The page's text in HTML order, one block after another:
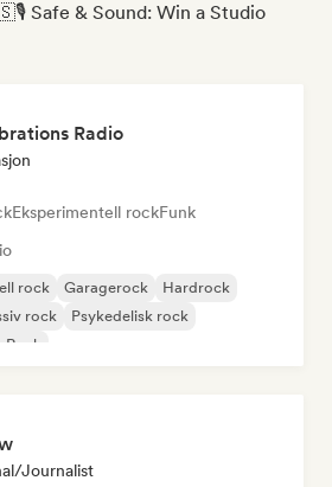
Safe & Sound: Win a Studio
Radio
Eksperimentell rockFunk
rock Garagerock
Hardrock
rock
Psykedelisk rock
journalist